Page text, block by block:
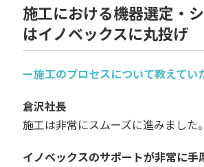
施工における機器選定・
はイノベックスに丸投げ
ー施工のプロセスについて教えてい
倉沢社長
施工は非常にスムーズに進みました。
イノベックスのサポートが非常に手